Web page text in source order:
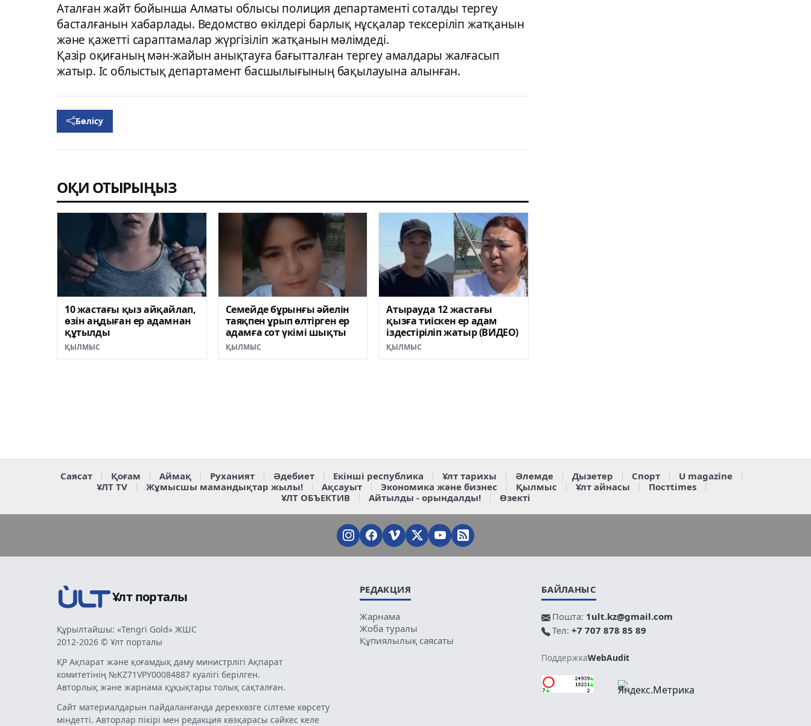
Аталған жайт бойынша Алматы облысы полиция департаменті соталды тергеу
басталғанын хабарлады. Ведомство өкілдері барлық нұсқалар тексеріліп жатқанын
және қажетті сараптамалар жүргізіліп жатқанын мәлімдеді.
Қазір оқиғаның мән-жайын анықтауға бағытталған тергеу амалдары жалғасып
жатыр. Іс облыстық департамент басшылығының бақылауына алынған.
Бөлісу
ОҚИ ОТЫРЫҢЫЗ
10 жастағы қыз айқайлап,
өзін аңдыған ер адамнан
құтылды
ҚЫЛМЫС
Семейде бұрынғы әйелін
таяқпен ұрып өлтірген ер
адамға сот үкімі шықты
ҚЫЛМЫС
Атырауда 12 жастағы
қызға тиіскен ер адам
іздестіріліп жатыр (ВИДЕО)
ҚЫЛМЫС
Саясат Қоғам Аймақ Руханият Әдебиет Екінші республика Ұлт тарихы Әлемде Дызетер Спорт
U magazine
ҰЛТ TV
Жұмысшы мамандықтар жылы! Ақсауыт Экономика және бизнес Қылмыс Ұлт айнасы
Постtimes
ҰЛТ ОБЪЕКТИВ
Айтылды - орындалды! Өзекті
Ұлт порталы
Құрылтайшы: «Tengri Gold» ЖШС
2012-2026 © Ұлт порталы
ҚР Ақпарат және қоғамдық даму министрлігі Ақпарат
комитетінің №KZ71VPY00084887 куәлігі берілген.
Авторлық және жарнама құқықтары толық сақталған.
Сайт материалдарын пайдаланғанда дереккөзге сілтеме көрсету
міндетті. Авторлар пікірі мен редакция көзқарасы сәйкес келе
РЕДАКЦИЯ
Жарнама
Жоба туралы
Құпиялылық саясаты
БАЙЛАНЫС
Пошта: 1ult.kz@gmail.com
Тел: +7 707 878 85 89
ПоддержкаWebAudit